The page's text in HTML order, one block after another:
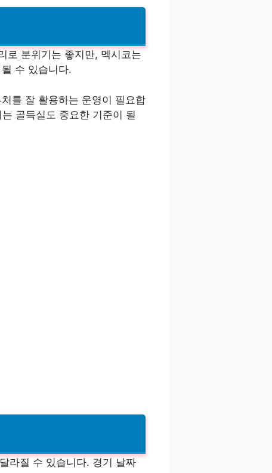
로 분위기는 좋지만, 멕시코는
수 있습니다.
를 잘 활용하는 운영이 필요합
골득실도 중요한 기준이 될
라질 수 있습니다. 경기 날짜